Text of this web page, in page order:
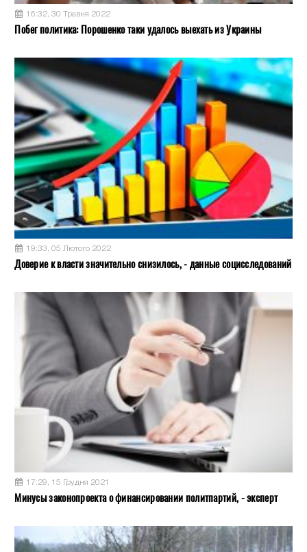
16:32, 30 Травня 2022
Побег политика: Порошенко таки удалось выехать из Украины
19:33, 05 Лютого 2022
Доверие к власти значительно снизилось, - данные социсследований
17:29, 15 Грудня 2021
Минусы законопроекта о финансировании политпартий, - эксперт